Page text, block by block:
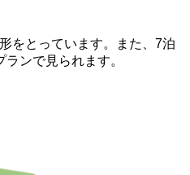
をとっています。また、7泊
ンで見られます。